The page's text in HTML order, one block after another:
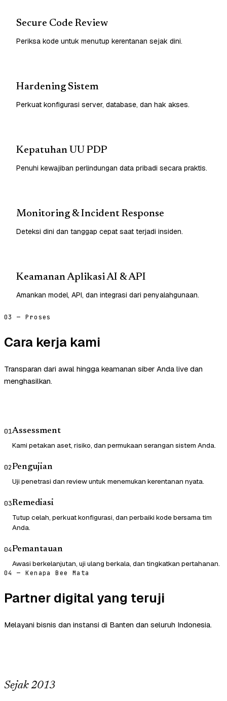
Secure Code Review
Periksa kode untuk menutup kerentanan sejak dini.
Hardening Sistem
Perkuat konfigurasi server, database, dan hak akses.
Kepatuhan UU PDP
Penuhi kewajiban perlindungan data pribadi secara praktis.
Monitoring & Incident Response
Deteksi dini dan tanggap cepat saat terjadi insiden.
Keamanan Aplikasi AI & API
Amankan model, API, dan integrasi dari penyalahgunaan.
03 — Proses
Cara kerja kami
Transparan dari awal hingga keamanan siber Anda live dan
menghasilkan.
01Assessment
Kami petakan aset, risiko, dan permukaan serangan sistem Anda.
02Pengujian
Uji penetrasi dan review untuk menemukan kerentanan nyata.
03Remediasi
Tutup celah, perkuat konfigurasi, dan perbaiki kode bersama tim
Anda.
04Pemantauan
Awasi berkelanjutan, uji ulang berkala, dan tingkatkan pertahanan.
04 — Kenapa Bee Mata
Partner digital yang teruji
Melayani bisnis dan instansi di Banten dan seluruh Indonesia.
Sejak 2013